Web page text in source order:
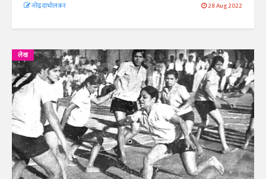
नरेंद्र दाभोलकर 28 Aug 2022
लेख